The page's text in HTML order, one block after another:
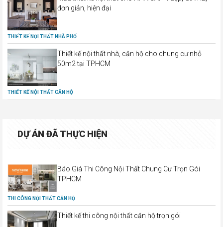
đơn giản, hiện đại
THIẾT KẾ NỘI THẤT NHÀ PHỐ
Thiết kế nội thất nhà, căn hộ cho chung cư nhỏ
50m2 tại TPHCM
THIẾT KẾ NỘI THẤT CĂN HỘ
DỰ ÁN ĐÃ THỰC HIỆN
Báo Giá Thi Công Nội Thất Chung Cư Trọn Gói
TPHCM
THI CÔNG NỘI THẤT CĂN HỘ
Thiết kế thi công nội thất căn hộ trọn gói